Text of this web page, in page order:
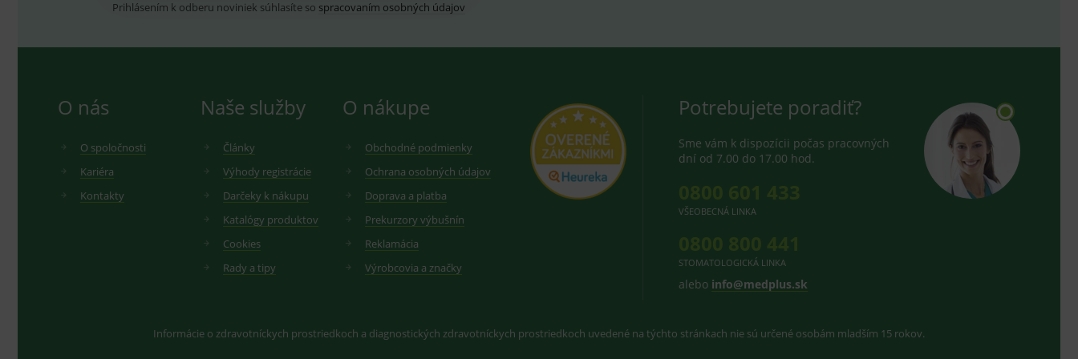
Prihlásením k odberu noviniek súhlasíte so spracovaním osobných údajov
O nás
O spoločnosti
Kariéra
Kontakty
Naše služby
Články
Výhody registrácie
Darčeky k nákupu
Katalógy produktov
Cookies
Rady a tipy
O nákupe
Obchodné podmienky
Ochrana osobných údajov
Doprava a platba
Prekurzory výbušnín
Reklamácia
Výrobcovia a značky
Potrebujete poradiť?
Sme vám k dispozícii počas pracovných
dní od 7.00 do 17.00 hod.
VŠEOBECNÁ LINKA
STOMATOLOGICKÁ LINKA
alebo info@medplus.sk
Informácie o zdravotníckych prostriedkoch a diagnostických zdravotníckych prostriedkoch uvedené na týchto stránkach nie sú určené osobám mladším 15 rokov.